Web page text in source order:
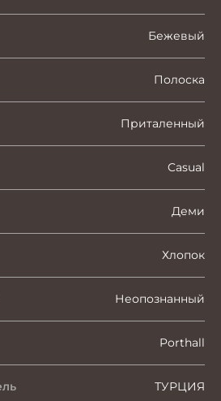
Бежевый
Полоска
Приталенный
Casual
Деми
Хлопок
Неопознанный
Porthall
ТУРЦИЯ